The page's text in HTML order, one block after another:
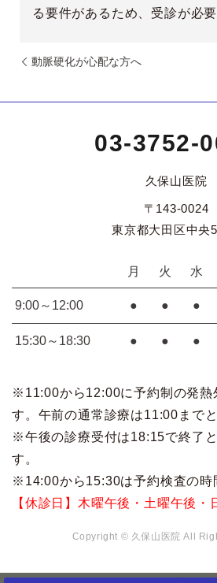
る要件があるため、受診が必要
動脈硬化が心配な方へ
03-3752-
久保山医院
〒143-0024
東京都大田区中央
月 火 水
9:00～12:00 ● ● ●
15:30～18:30 ● ● ●
※11:00から12:00に予約制の発熱
す。午前の通常診療は11:00までと
※午後の診療受付は18:15で終了
す。
※14:00から15:30は予約検査の時
【休診日】木曜午後・土曜午後・
Copyright © 久保山医院 All